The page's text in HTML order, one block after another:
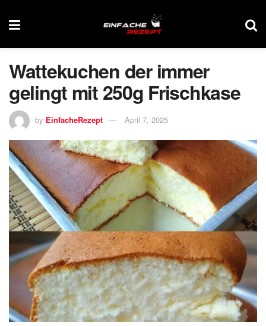
Wattekuchen der immer
gelingt mit 250g Frischkase
by EinfacheRezept April 7, 2025